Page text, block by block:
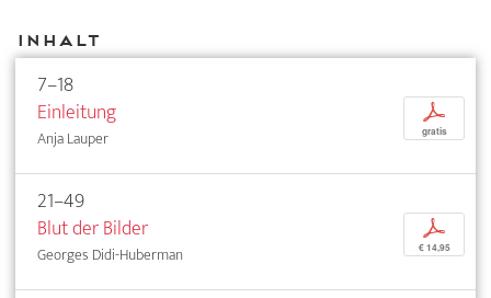
Inhalt
7–18
Einleitung
Anja Lauper
p
gratis
21–49
Blut der Bilder
Georges Didi-Huberman
p
€ 14,95